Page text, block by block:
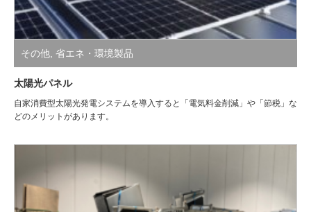
その他, 省エネ・環境製品
太陽光パネル
自家消費型太陽光発電システムを導入すると「電気料金削減」や「節税」な
どのメリットがあります。